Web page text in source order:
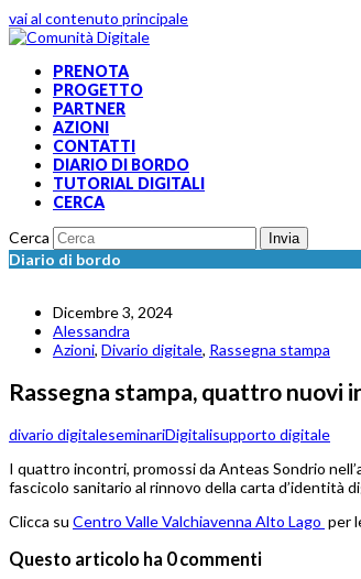
vai al contenuto principale
PRENOTA
PROGETTO
PARTNER
AZIONI
CONTATTI
DIARIO DI BORDO
TUTORIAL DIGITALI
CERCA
Cerca
Invia
Diario di bordo
Dicembre 3, 2024
Alessandra
Azioni, Divario digitale, Rassegna stampa
Rassegna stampa, quattro
divario digitaleseminariDigitalisupporto digitale
I quattro incontri, promossi da Anteas Sondrio
fascicolo sanitario al rinnovo della carta d’identità
Clicca su Centro Valle Valchiavenna Alto Lago per
Questo articolo ha 0 commenti